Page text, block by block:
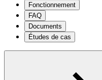
Fonctionnement
FAQ
Documents
Études de cas